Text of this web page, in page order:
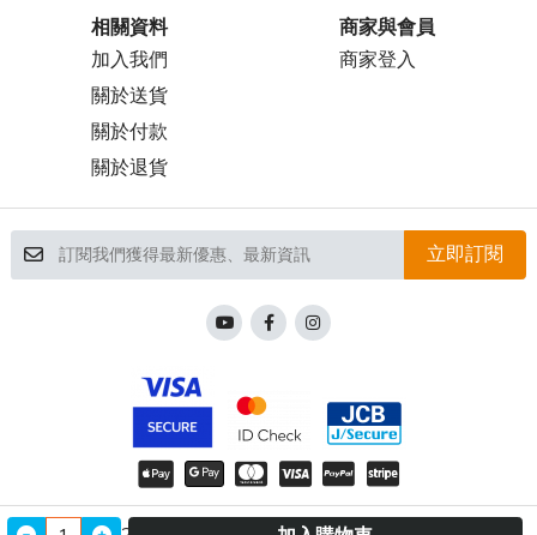
相關資料
加入我們
關於送貨
關於付款
關於退貨
商家與會員
商家登入
立即訂閱